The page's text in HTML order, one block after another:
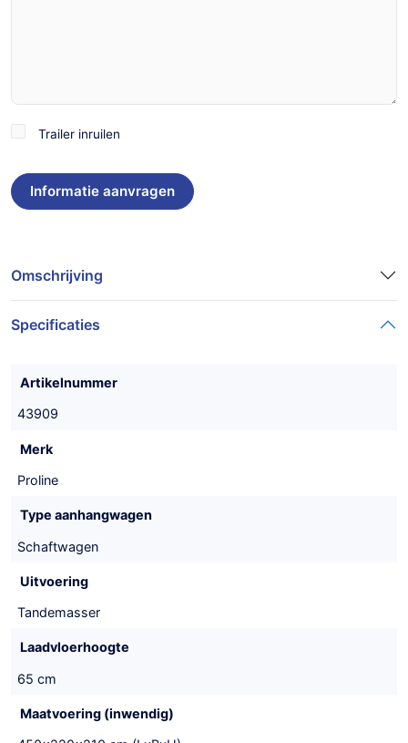
TrailerTrailer inruilen
Omschrijving
Specificaties
Artikelnummer
43909
Merk
Proline
Type aanhangwagen
Schaftwagen
Uitvoering
Tandemasser
Laadvloerhoogte
65 cm
Maatvoering (inwendig)